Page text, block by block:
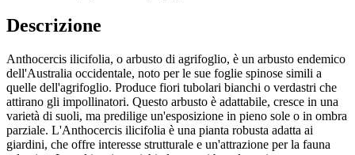
Descrizione
Anthocercis ilicifolia, o arbusto di agrifoglio, è un arbusto endemico
dell'Australia occidentale, noto per le sue foglie spinose simili a
quelle dell'agrifoglio. Produce fiori tubolari bianchi o verdastri che
attirano gli impollinatori. Questo arbusto è adattabile, cresce in una
varietà di suoli, ma predilige un'esposizione in pieno sole o in ombra
parziale. L'Anthocercis ilicifolia è una pianta robusta adatta ai
giardini, che offre interesse strutturale e un'attrazione per la fauna